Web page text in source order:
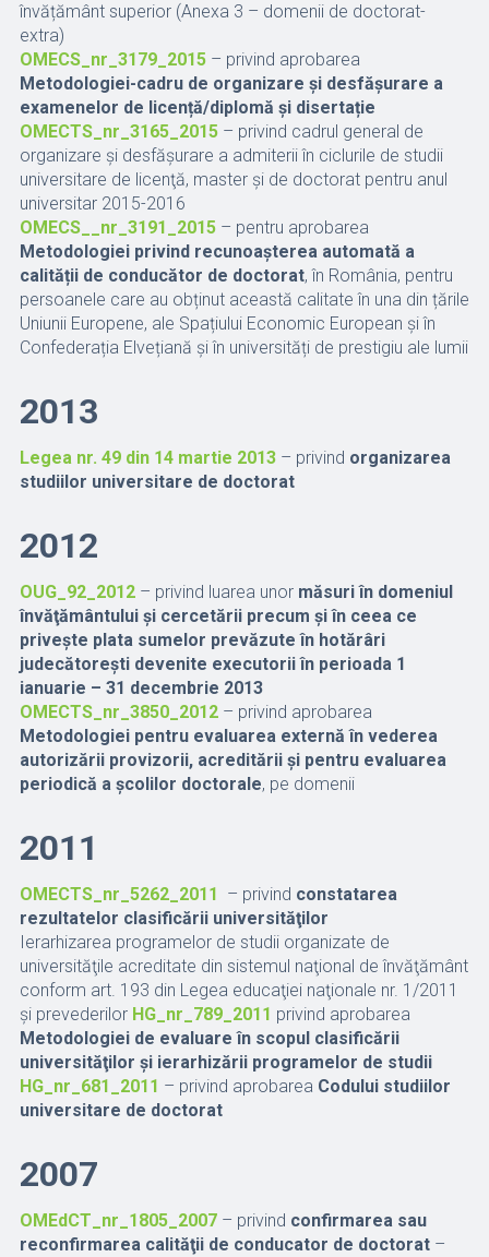
învățământ superior (Anexa 3 – domenii de doctorat-
extra)
OMECS_nr_3179_2015– privind aprobarea
Metodologiei-cadru de organizare și desfășurare a
examenelor de licență/diplomă și disertație
OMECTS_nr_3165_2015– privind cadrul general de
organizare şi desfăşurare a admiterii în ciclurile de studii
universitare de licenţă, master şi de doctorat pentru anul
universitar 2015-2016
OMECS__nr_3191_2015– pentru aprobarea
Metodologiei privind recunoașterea automată a
calității de conducător de doctorat, în România, pentru
persoanele care au obținut această calitate în una din țările
Uniunii Europene, ale Spațiului Economic European și în
Confederația Elvețiană și în universități de prestigiu ale lumii
2013
Legea nr. 49 din 14 martie 2013– privind organizarea
studiilor universitare de doctorat
2012
OUG_92_2012 – privind luarea unor măsuri în domeniul
învăţământului şi cercetării precum şi în ceea ce
priveşte plata sumelor prevăzute în hotărâri
judecătoreşti devenite executorii în perioada 1
ianuarie – 31 decembrie 2013
OMECTS_nr_3850_2012 – privind aprobarea
Metodologiei pentru evaluarea externă în vederea
autorizării provizorii, acreditării şi pentru evaluarea
periodică a şcolilor doctorale, pe domenii
2011
OMECTS_nr_5262_2011 – privind constatarea
rezultatelor clasificării universităţilor
Ierarhizarea programelor de studii organizate de
universităţile acreditate din sistemul naţional de învăţământ
conform art. 193 din Legea educaţiei naţionale nr. 1/2011
şi prevederilor HG_nr_789_2011 privind aprobarea
Metodologiei de evaluare în scopul clasificării
universităţilor şi ierarhizării programelor de studii
HG_nr_681_2011 – privind aprobarea Codului studiilor
universitare de doctorat
2007
OMEdCT_nr_1805_2007 – privind confirmarea sau
reconfirmarea calităţii de conducator de doctorat–